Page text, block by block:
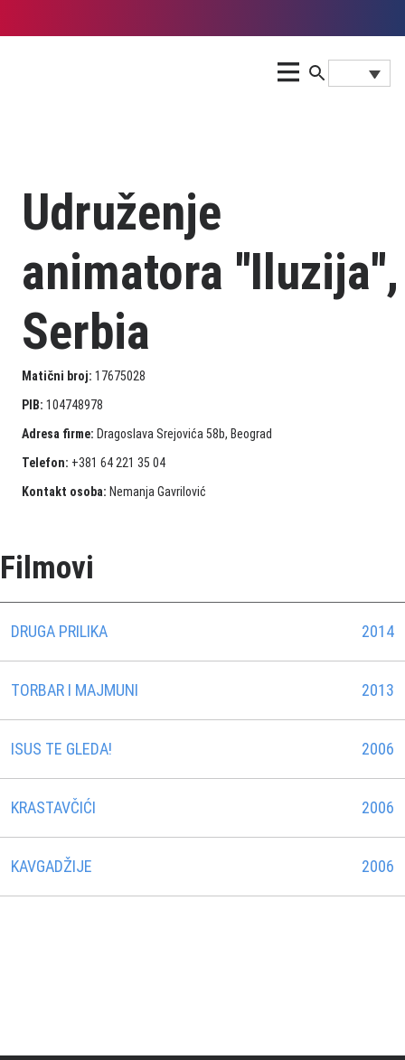
Udruženje
animatora ''Iluzija'',
Serbia
Matični broj: 17675028
PIB: 104748978
Adresa firme: Dragoslava Srejovića 58b, Beograd
Telefon: +381 64 221 35 04
Kontakt osoba: Nemanja Gavrilović
Filmovi
DRUGA PRILIKA 2014
TORBAR I MAJMUNI 2013
ISUS TE GLEDA! 2006
KRASTAVČIĆI 2006
KAVGADŽIJE 2006